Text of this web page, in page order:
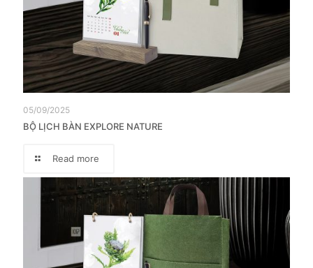
05/09/2025
BỘ LỊCH BÀN EXPLORE NATURE
Read more